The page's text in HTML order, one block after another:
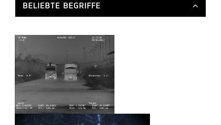
BELIEBTE BEGRIFFE